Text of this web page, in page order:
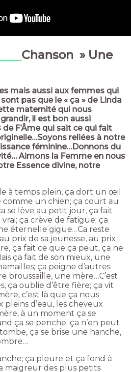
Chanson » Une
mais aussi aux femmes qui
pas que le « ça » de Linda
maternité qui nous
il est bon aussi
F’Âme qui sait ce qui fait
reliées à notre
féminine…Donnons du
Aimons la Femme en nous
Essence divine, notre
à temps plein, ça dort un œil
comme un chien; ça court au
se lève au petit jour, ça fait
vrai; ça crève de fatigue; ça
éternelle gigue…Ca reste
prix de sa jeunesse, au prix
ça fait ce que ça peut, ça ne
ça fait de son mieux, une
ça peigne d’autres
broussaille, une mère…C’est
ça oublie d’être fière; ça vit
c’est là que ça nous
pleins d’eau, les cheveux
à un moment ça se
ça se penche; ça n’en peut
ça se brise une hanche,
ça pleure et ça fond à
maigreur des plus petits